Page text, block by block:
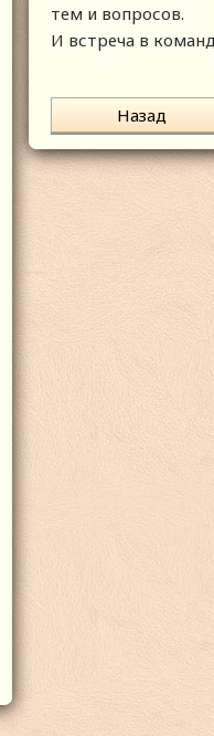
тем и вопросов.
И встреча в
Назад